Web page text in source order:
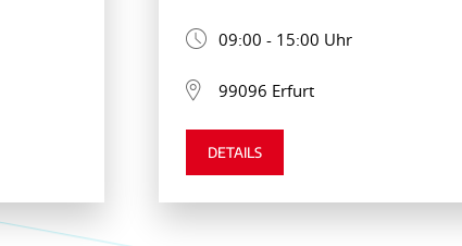
09:00 - 15:00 Uhr
99096 Erfurt
DETAILS